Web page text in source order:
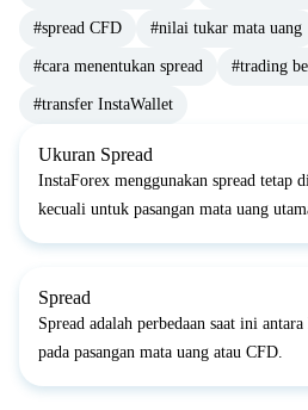
#spread CFD #nilai tukar mata uang
#cara menentukan spread #trading
#transfer InstaWallet
Ukuran Spread
InstaForex menggunakan spread tetap
kecuali untuk pasangan mata uang
Spread
Spread adalah perbedaan saat ini
pada pasangan mata uang atau CFD.